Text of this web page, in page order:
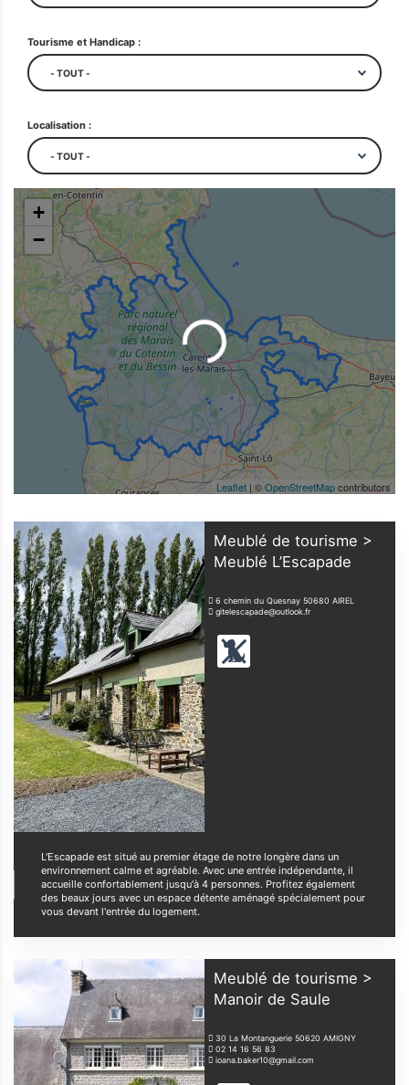
Tourisme et Handicap :
Localisation :
+
−
Leaflet | ©OpenStreetMapcontributors
Meublé de tourisme >
Meublé L’Escapade
6 chemin du Quesnay 50680 AIREL
gitelescapade@outlook.fr
L'Escapade est situé au premier étage de notre longère dans un
environnement calme et agréable. Avec une entrée indépendante, il
accueille confortablement jusqu'à 4 personnes. Profitez également
des beaux jours avec un espace détente aménagé spécialement pour
vous devant l'entrée du logement.
Meublé de tourisme >
Manoir de Saule
30 La Montanguerie 50620 AMIGNY
02 14 16 56 83
ioana.baker10@gmail.com